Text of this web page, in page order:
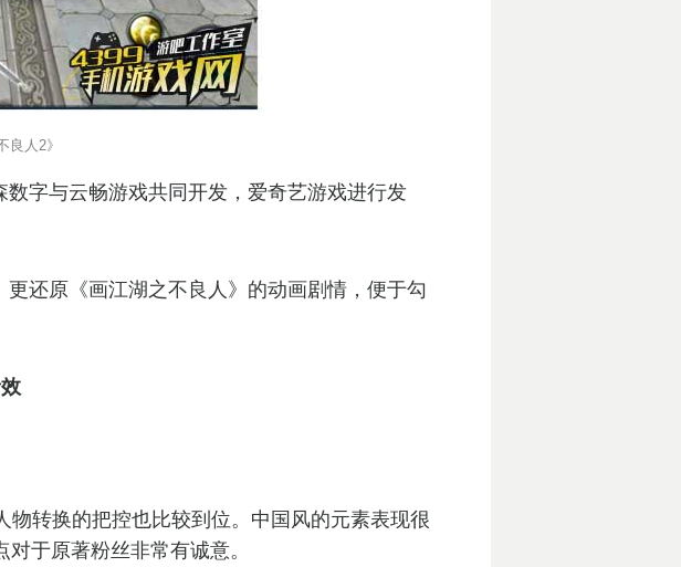
良人2》
数字与云畅游戏共同开发，爱奇艺游戏进行发
还原《画江湖之不良人》的动画剧情，便于勾
转换的把控也比较到位。中国风的元素表现很
于原著粉丝非常有诚意。